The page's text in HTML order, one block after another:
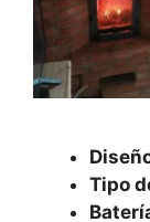
Tipo